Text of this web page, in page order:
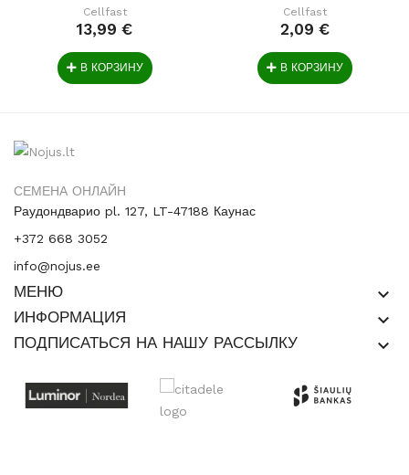
ECONOMIC IDEA
Cellfast
13,99 €
В КОРЗИНУ
Cellfast
2,09 €
В КОРЗИНУ
СЕМЕНА ОНЛАЙН
Раудондварио pl. 127, LT-47188 Каунас
+372 668 3052
info@nojus.ee
МЕНЮ keyboard_arrow_down
ИНФОРМАЦИЯ keyboard_arrow_down
ПОДПИСАТЬСЯ НА НАШУ РАССЫЛКУ keyboard_arrow_down